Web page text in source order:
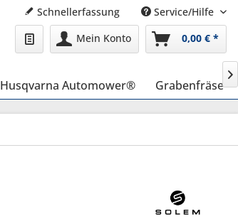
Schnellerfassung
Service/Hilfe
Mein Konto
0,00 € *
Husqvarna Automower® Grabenfräse
